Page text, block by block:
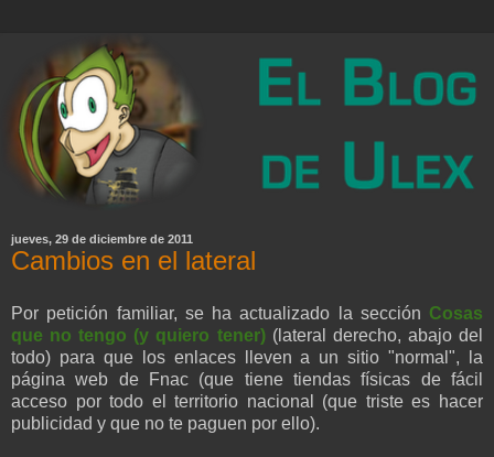
jueves, 29 de diciembre de 2011
Cambios en el lateral
Por petición familiar, se ha actualizado la sección Cosas
que no tengo (y quiero tener)(lateral derecho, abajo del
todo) para que los enlaces lleven a un sitio "normal", la
página web de Fnac (que tiene tiendas físicas de fácil
acceso por todo el territorio nacional (que triste es hacer
publicidad y que no te paguen por ello).